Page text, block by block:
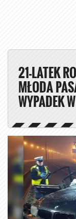
21-LATEK
MŁODA
WYPADEK